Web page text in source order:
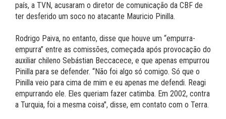
país, a TVN, acusaram o diretor de comunicação da CBF de
ter desferido um soco no atacante Mauricio Pinilla.
Rodrigo Paiva, no entanto, disse que houve um “empurra-
empurra” entre as comissões, começada após provocação do
auxiliar chileno Sebástian Beccacece, e que apenas empurrou
Pinilla para se defender. “Não foi algo só comigo. Só que o
Pinilla veio para cima de mim e eu apenas me defendi. Reagi
empurrando ele. Eles queriam fazer catimba. Em 2002, contra
a Turquia, foi a mesma coisa", disse, em contato com o Terra.